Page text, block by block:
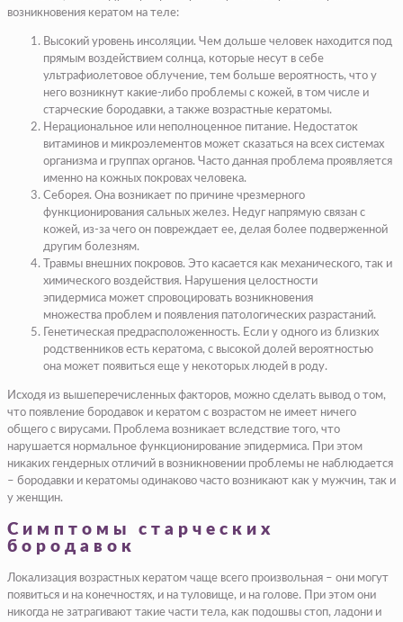
возникновения кератом на теле:
Высокий уровень инсоляции. Чем дольше человек находится под
прямым воздействием солнца, которые несут в себе
ультрафиолетовое облучение, тем больше вероятность, что у
него возникнут какие-либо проблемы с кожей, в том числе и
старческие бородавки, а также возрастные кератомы.
Нерациональное или неполноценное питание. Недостаток
витаминов и микроэлементов может сказаться на всех системах
организма и группах органов. Часто данная проблема проявляется
именно на кожных покровах человека.
Себорея. Она возникает по причине чрезмерного
функционирования сальных желез. Недуг напрямую связан с
кожей, из-за чего он повреждает ее, делая более подверженной
другим болезням.
Травмы внешних покровов. Это касается как механического, так и
химического воздействия. Нарушения целостности
эпидермиса может спровоцировать возникновения
множества проблем и появления патологических разрастаний.
Генетическая предрасположенность. Если у одного из близких
родственников есть кератома, с высокой долей вероятностью
она может появиться еще у некоторых людей в роду.
Исходя из вышеперечисленных факторов, можно сделать вывод о том,
что появление бородавок и кератом с возрастом не имеет ничего
общего с вирусами. Проблема возникает вследствие того, что
нарушается нормальное функционирование эпидермиса. При этом
никаких гендерных отличий в возникновении проблемы не наблюдается
– бородавки и кератомы одинаково часто возникают как у мужчин, так и
у женщин.
Симптомы старческих
бородавок
Локализация возрастных кератом чаще всего произвольная – они могут
появиться и на конечностях, и на туловище, и на голове. При этом они
никогда не затрагивают такие части тела, как подошвы стоп, ладони и